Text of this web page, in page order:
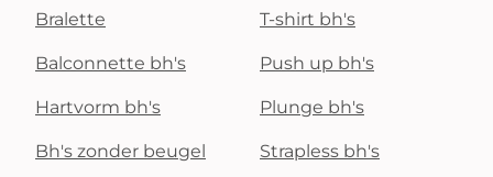
Bralette T-shirt bh's
Balconnette bh's Push up bh's
Hartvorm bh's Plunge bh's
Bh's zonder beugel Strapless bh's